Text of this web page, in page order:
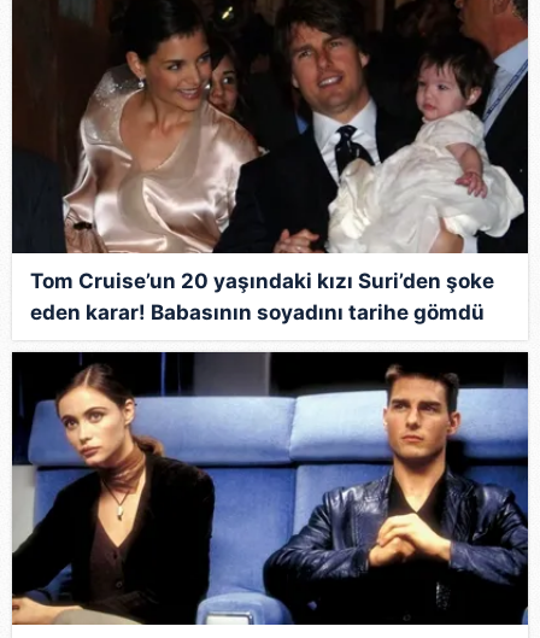
Tom Cruise’un 20 yaşındaki kızı Suri’den şoke
eden karar! Babasının soyadını tarihe gömdü